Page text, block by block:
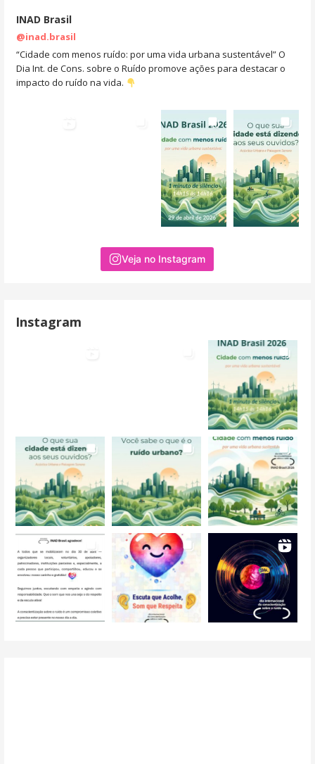
INAD Brasil
@inad.brasil
“Cidade com menos ruído: por uma vida urbana sustentável” O
Dia Int. de Cons. sobre o Ruído promove ações para destacar o
impacto do ruído na vida.
Veja no Instagram
Instagram